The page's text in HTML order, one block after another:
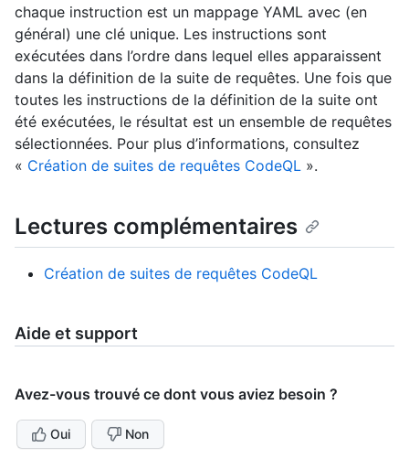
chaque instruction est un mappage YAML avec (en
général) une clé unique. Les instructions sont
exécutées dans l’ordre dans lequel elles apparaissent
dans la définition de la suite de requêtes. Une fois que
toutes les instructions de la définition de la suite ont
été exécutées, le résultat est un ensemble de requêtes
sélectionnées. Pour plus d’informations, consultez
« Création de suites de requêtes CodeQL ».
Lectures complémentaires
Création de suites de requêtes CodeQL
Aide et support
Avez-vous trouvé ce dont vous aviez besoin ?
Oui Non